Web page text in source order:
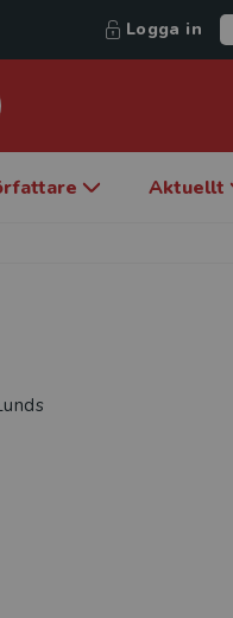
Logga in
Aktuellt